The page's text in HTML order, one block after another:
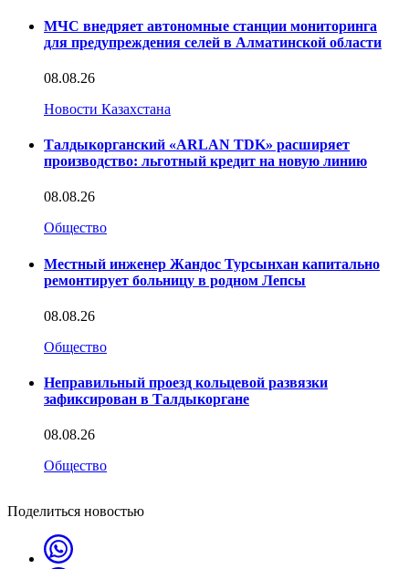
МЧС внедряет автономные станции мониторинга
для предупреждения селей в Алматинской области
08.08.26
Новости Казахстана
Талдыкорганский «ARLAN TDK» расширяет
производство: льготный кредит на новую линию
08.08.26
Общество
Местный инженер Жандос Турсынхан капитально
ремонтирует больницу в родном Лепсы
08.08.26
Общество
Неправильный проезд кольцевой развязки
зафиксирован в Талдыкоргане
08.08.26
Общество
Поделиться новостью